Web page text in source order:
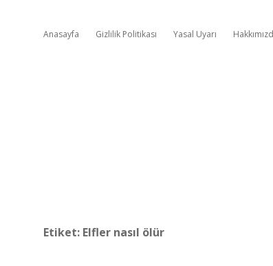
Anasayfa Gizlilik Politikası Yasal Uyarı
Etiket: Elfler nasıl ölür